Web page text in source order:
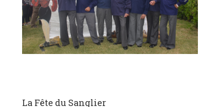
La Fête du Sanglier